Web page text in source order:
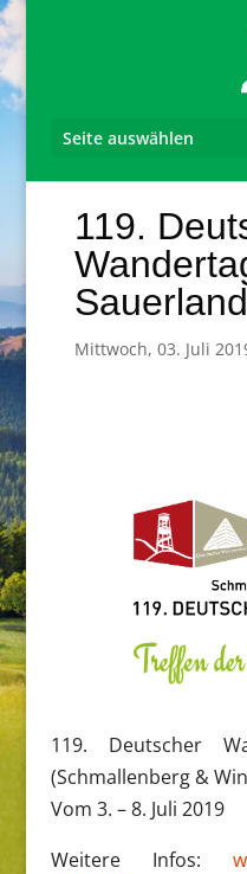
Seite auswählen
119.
Sauerland
Mittwoch, 03. Juli
119. Deutscher
(Schmallenberg &
Vom 3. – 8. Juli 2019
Weitere Infos: